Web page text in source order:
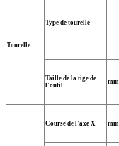
Tourelle
Type de tourelle -
Taille de la tige de
l'outil
mm
Course de l'axe X mm